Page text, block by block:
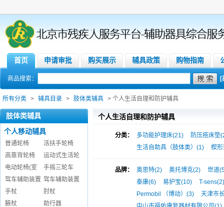
首页 申请审批 购买展示 辅具政策 购物指南
商品搜索： [
所有分类 > 辅具目录 > 肢体类辅具 > 个人生活自理和防护辅具
肢体类辅具
个人移动辅具
普通轮椅
活扶手轮椅
高靠背轮椅
运动式生活轮
电动轮椅(室
手摇三轮车
驾车辅助装置 驾车辅助装置
手杖
肘杖
腋杖
助行器
个人生活自理和防护辅具
分类： 多功能护理床(21)
防压疮床垫
生活自助具（肢体类）(1)
楔
品牌： 奥思特(2) 奥托博克(2)
世道
泰康(6)
易护宝(10)
T-sens(2)
Permobil （博动）(3)
天津市